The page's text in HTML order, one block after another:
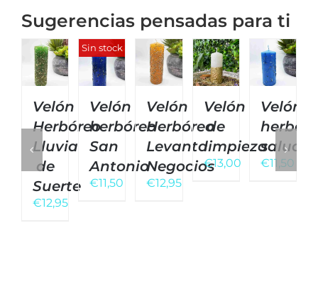
Sugerencias pensadas para ti
Velón
Herbóreo
Lluvia
de
Suerte
€12,95
Sin stock
Velón
herbóreo
San
Antonio
€11,50
Velón
Herbóreo
Levanta
Negocios
€12,95
Velón
de
limpieza
€13,00
Velón
salud
€11,50